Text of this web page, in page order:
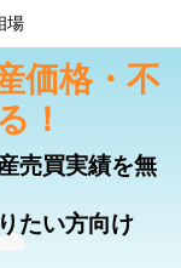
場
価格・不
！
売買実績を無
たい方向け